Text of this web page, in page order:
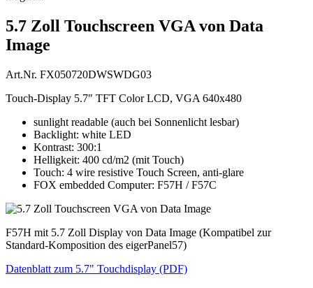
5.7 Zoll Touchscreen VGA von Data
Image
Art.Nr. FX050720DWSWDG03
Touch-Display 5.7" TFT Color LCD, VGA 640x480
sunlight readable (auch bei Sonnenlicht lesbar)
Backlight: white LED
Kontrast: 300:1
Helligkeit: 400 cd/m2 (mit Touch)
Touch: 4 wire resistive Touch Screen, anti-glare
FOX embedded Computer: F57H / F57C
F57H mit 5.7 Zoll Display von Data Image (Kompatibel zur
Standard-Komposition des eigerPanel57)
Datenblatt zum 5.7" Touchdisplay (PDF)